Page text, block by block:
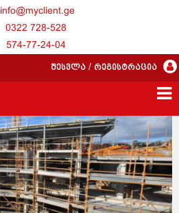
info@myclient.ge
0322 728-528
574-77-24-04
შესვლა / რეგისტრაცია